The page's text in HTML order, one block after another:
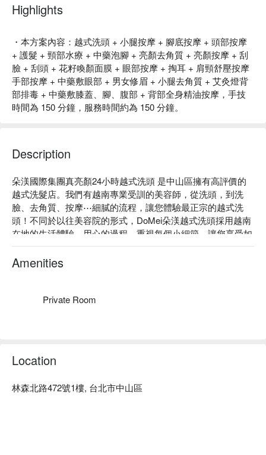
Highlights
・本方案內容：越式洗頭 + 小腿按摩 + 腳底按摩 + 頭部按摩
+ 護髮 + 頸部水療 + 中藥泡腳 + 亮顏去角質 + 亮顏按摩 + 刮
臉 + 刮頭 + 花籽喚顏面膜 + 眼部按摩 + 掏耳 + 肩頸舒壓按摩
手部按摩 + 中藥敷眼部 + 男女修眉 + 小腿去角質 + 艾灸燈背
部排毒 + 中藥敷膝蓋、腳、腹部 + 背部全身精油按摩，手技
時間為 150 分鐘，服務時間約為 150 分鐘。
Description
朵渼國際集團真亮顏24小時越式洗頭 是中山區擁有高評價的
越式洗髮店。我們有越南專業受訓的美容師，從洗頭，到洗
臉、去角質、按摩⋯細膩的流程，讓您體驗最正宗的越式洗
頭！不同於以往美容院的形式，DoMei朵渼越式洗頭採用越南
在地的生活體驗，用心的過程，重視每個小細節，讓您享受如
帝王般奢華的服務，充分體會專屬越式洗髮的魅力！
朵渼國際集團真亮顏24小時越式洗頭 推薦：不用飛出國！朵
太放鬆費用也太划算了，歡迎您的蒞臨享受。
Amenities
Private Room
Location
林森北路472號1樓, 台北市中山區